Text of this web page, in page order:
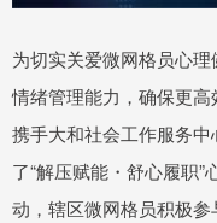
为切实关爱微网格员心
情绪管理能力，确保更
携手大和社会工作服务
了“解压赋能・舒心履职
动，辖区微网格员积极参